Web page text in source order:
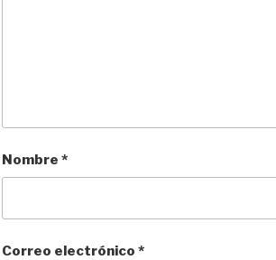
Nombre *
Correo electrónico *